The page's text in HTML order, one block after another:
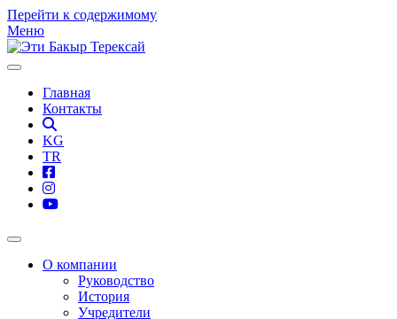
Перейти к содержимому
Меню
Главная
Контакты
KG
TR
О компании
Руководство
История
Учредители